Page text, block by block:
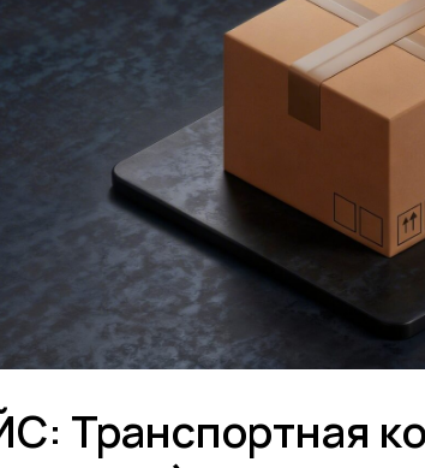
Транспортная